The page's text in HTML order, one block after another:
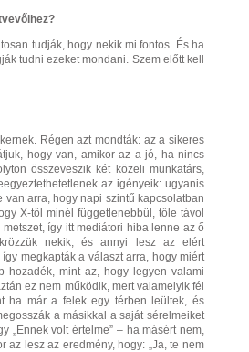
tudják, hogy nekik mi fontos. És ha
tudni ezeket mondani. Szem előtt kell
Régen azt mondták: az a sikeres
hogy van, amikor az a jó, ha nincs
összeveszik két közeli munkatárs,
az igényeik: ugyanis
arra, hogy napi szintű kapcsolatban
X-től minél függetlenebbül, tőle távol
így itt mediátori hiba lenne az ő
nekik, és annyi lesz az elért
megkapták a választ arra, hogy miért
hozadék, mint az, hogy legyen valami
ez nem működik, mert valamelyik fél
ha már a felek egy térben leültek, és
a másikkal a saját sérelmeiket
„Ennek volt értelme” – ha másért nem,
az lesz az eredmény, hogy: „Ja, te nem